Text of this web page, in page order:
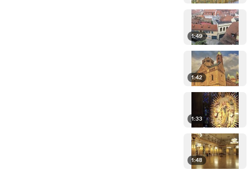
1:49
1:42
1:33
1:48